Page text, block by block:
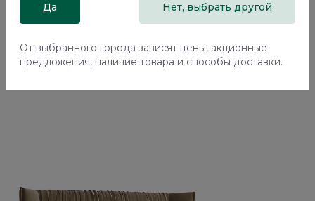
Главная
Кровати
Двуспальная кровать с подъемным механизмом Плиссе /
Да Нет, выбрать другой
От выбранного города зависят цены, акционные
предложения, наличие товара и способы доставки.